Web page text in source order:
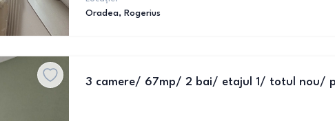
Oradea, Rogerius
3 camere/ 67mp/ 2 bai/ etajul 1/ totul nou/